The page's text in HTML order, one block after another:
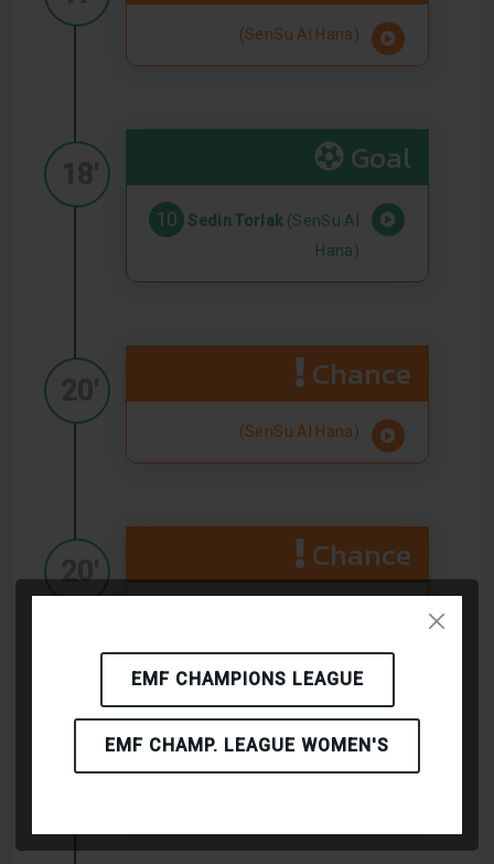
EMF CHAMPIONS LEAGUE
EMF CHAMP. LEAGUE WOMEN'S
(SenSu Al Hana)
Goal
10 Sedin Torlak (SenSu Al
Hana)
Chance
(SenSu Al Hana)
Chance
20'
Chance